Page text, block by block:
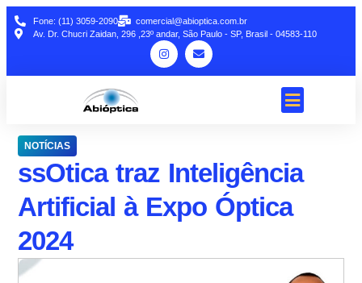
Fone: (11) 3059-2090
comercial@abioptica.com.br
Av. Dr. Chucri Zaidan, 296 ,23º andar, São Paulo - SP, Brasil - 04583-110
NOTÍCIAS
ssOtica traz Inteligência
Artificial à Expo Óptica
2024